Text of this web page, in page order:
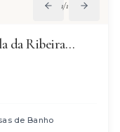
1/12
da Ribeira
de Banho